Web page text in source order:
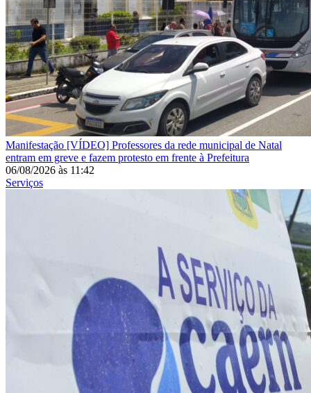
Manifestação [VÍDEO] Professores da rede municipal de Natal
entram em greve e fazem protesto em frente à Prefeitura
06/08/2026 às 11:42
Serviços